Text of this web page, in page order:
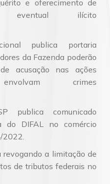
e oferecimento de
eventual ilícito
publica portaria
da Fazenda poderão
acusação nas ações
crimes
publica comunicado
do DIFAL no comércio
2022.
revogando a limitação de
de tributos federais no